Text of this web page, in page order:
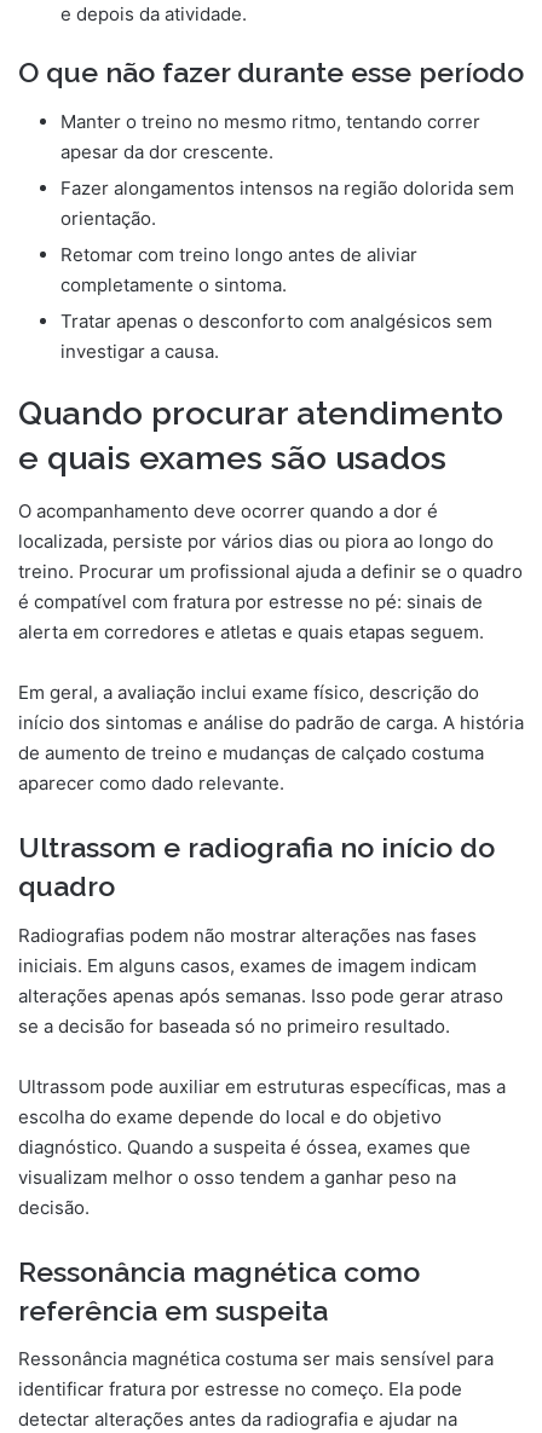
e depois da atividade.
O que não fazer durante esse período
Manter o treino no mesmo ritmo, tentando correr
apesar da dor crescente.
Fazer alongamentos intensos na região dolorida sem
orientação.
Retomar com treino longo antes de aliviar
completamente o sintoma.
Tratar apenas o desconforto com analgésicos sem
investigar a causa.
Quando procurar atendimento
e quais exames são usados
O acompanhamento deve ocorrer quando a dor é
localizada, persiste por vários dias ou piora ao longo do
treino. Procurar um profissional ajuda a definir se o quadro
é compatível com fratura por estresse no pé: sinais de
alerta em corredores e atletas e quais etapas seguem.
Em geral, a avaliação inclui exame físico, descrição do
início dos sintomas e análise do padrão de carga. A história
de aumento de treino e mudanças de calçado costuma
aparecer como dado relevante.
Ultrassom e radiografia no início do
quadro
Radiografias podem não mostrar alterações nas fases
iniciais. Em alguns casos, exames de imagem indicam
alterações apenas após semanas. Isso pode gerar atraso
se a decisão for baseada só no primeiro resultado.
Ultrassom pode auxiliar em estruturas específicas, mas a
escolha do exame depende do local e do objetivo
diagnóstico. Quando a suspeita é óssea, exames que
visualizam melhor o osso tendem a ganhar peso na
decisão.
Ressonância magnética como
referência em suspeita
Ressonância magnética costuma ser mais sensível para
identificar fratura por estresse no começo. Ela pode
detectar alterações antes da radiografia e ajudar na